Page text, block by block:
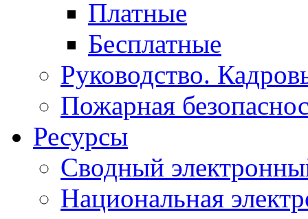
Платные
Бесплатные
Руководство.
Пожарная
Ресурсы
Сводный
Национальная